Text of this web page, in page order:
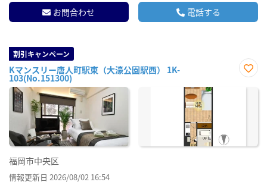
お問合わせ 電話する
割引キャンペーン
Kマンスリー唐人町駅東（大濠公園駅西） 1K-
103(No.151300)
に入
福岡市中央区
情報更新日 2026/08/02 16:54